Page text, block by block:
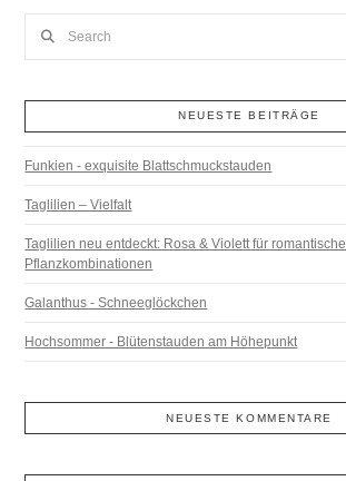
NEUESTE BEITRÄGE
Funkien - exquisite Blattschmuckstauden
Taglilien – Vielfalt
Taglilien neu entdeckt: Rosa & Violett für romantische
Pflanzkombinationen
Galanthus - Schneeglöckchen
Hochsommer - Blütenstauden am Höhepunkt
NEUESTE KOMMENTARE